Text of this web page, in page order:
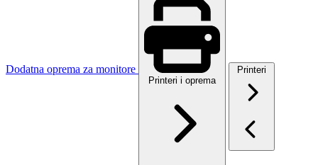
Dodatna oprema za monitore
Printeri i oprema
Printeri